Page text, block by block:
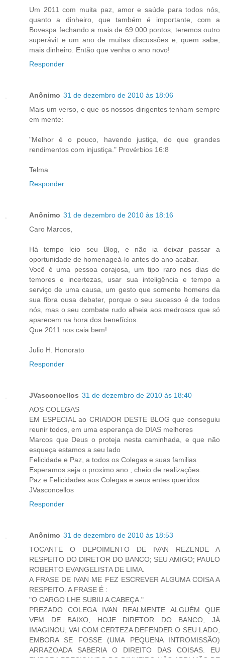
Um 2011 com muita paz, amor e saúde para todos nós,
quanto a dinheiro, que também é importante, com a
Bovespa fechando a mais de 69.000 pontos, teremos outro
superávit e um ano de muitas discussões e, quem sabe,
mais dinheiro. Então que venha o ano novo!
Responder
Anônimo 31 de dezembro de 2010 às 18:06
Mais um verso, e que os nossos dirigentes tenham sempre
em mente:
"Melhor é o pouco, havendo justiça, do que grandes
rendimentos com injustiça." Provérbios 16:8
Telma
Responder
Anônimo 31 de dezembro de 2010 às 18:16
Caro Marcos,
Há tempo leio seu Blog, e não ia deixar passar a
oportunidade de homenageá-lo antes do ano acabar.
Você é uma pessoa corajosa, um tipo raro nos dias de
temores e incertezas, usar sua inteligência e tempo a
serviço de uma causa, um gesto que somente homens da
sua fibra ousa debater, porque o seu sucesso é de todos
nós, mas o seu combate rudo alheia aos medrosos que só
aparecem na hora dos benefícios.
Que 2011 nos caia bem!
Julio H. Honorato
Responder
JVasconcellos 31 de dezembro de 2010 às 18:40
AOS COLEGAS
EM ESPECIAL ao CRIADOR DESTE BLOG que conseguiu
reunir todos, em uma esperança de DIAS melhores
Marcos que Deus o proteja nesta caminhada, e que não
esqueça estamos a seu lado
Felicidade e Paz, a todos os Colegas e suas familias
Esperamos seja o proximo ano , cheio de realizações.
Paz e Felicidades aos Colegas e seus entes queridos
JVasconcellos
Responder
Anônimo 31 de dezembro de 2010 às 18:53
TOCANTE O DEPOIMENTO DE IVAN REZENDE A
RESPEITO DO DIRETOR DO BANCO; SEU AMIGO; PAULO
ROBERTO EVANGELISTA DE LIMA.
A FRASE DE IVAN ME FEZ ESCREVER ALGUMA COISA A
RESPEITO. A FRASE É :
"O CARGO LHE SUBIU A CABEÇA."
PREZADO COLEGA IVAN REALMENTE ALGUÉM QUE
VEM DE BAIXO; HOJE DIRETOR DO BANCO; JÁ
IMAGINOU; VAI COM CERTEZA DEFENDER O SEU LADO;
EMBORA SE FOSSE (UMA PEQUENA INTROMISSÃO)
ARRAZOADA SABERIA O DIREITO DAS COISAS. EU